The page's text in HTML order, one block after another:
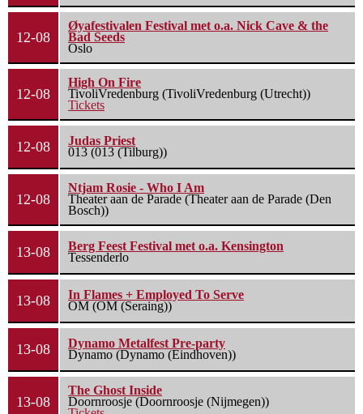
12-08
Øyafestivalen Festival met o.a. Nick Cave & the
Bad Seeds
Oslo
12-08
High On Fire
TivoliVredenburg (TivoliVredenburg (Utrecht))
Tickets
12-08
Judas Priest
013 (013 (Tilburg))
12-08
Ntjam Rosie - Who I Am
Theater aan de Parade (Theater aan de Parade (Den
Bosch))
13-08
Berg Feest Festival met o.a. Kensington
Tessenderlo
13-08
In Flames + Employed To Serve
OM (OM (Seraing))
13-08
Dynamo Metalfest Pre-party
Dynamo (Dynamo (Eindhoven))
13-08
The Ghost Inside
Doornroosje (Doornroosje (Nijmegen))